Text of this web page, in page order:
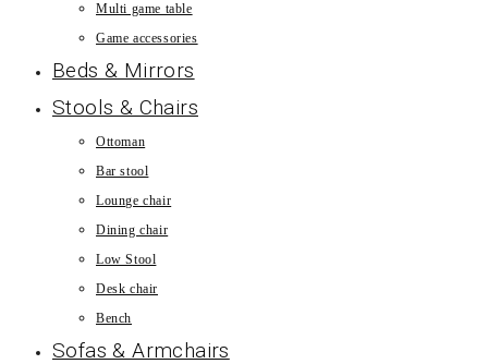
Multi game table
Game accessories
Beds & Mirrors
Stools & Chairs
Ottoman
Bar stool
Lounge chair
Dining chair
Low Stool
Desk chair
Bench
Sofas & Armchairs